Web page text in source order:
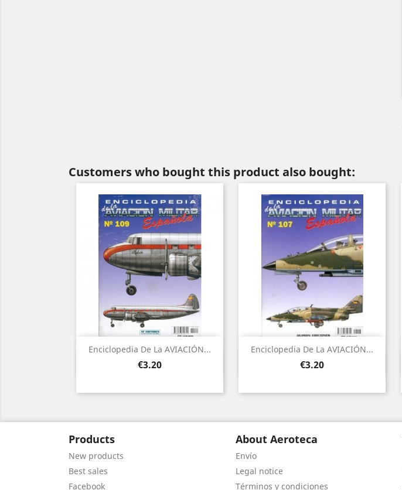
Customers who bought this product also bought:
Enciclopedia De La AVIACIÓN...
Price
€3.20
Quick view
Enciclopedia De La AVIACIÓN...
Price
€3.20
Quick view
Products
New products
Best sales
Facebook
About Aeroteca
Envío
Legal notice
Términos y condiciones